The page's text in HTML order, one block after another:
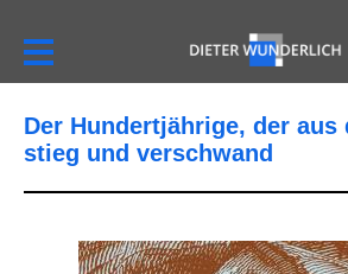
Der Hundertjährige, der aus
stieg und verschwand